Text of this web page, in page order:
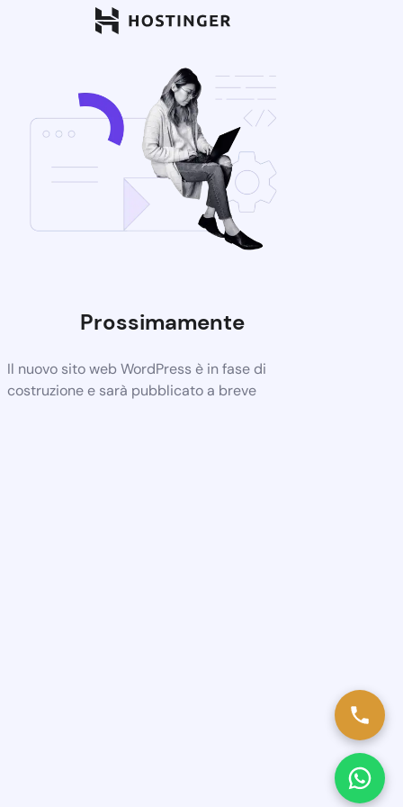
Prossimamente
Il nuovo sito web WordPress è in fase di
costruzione e sarà pubblicato a breve